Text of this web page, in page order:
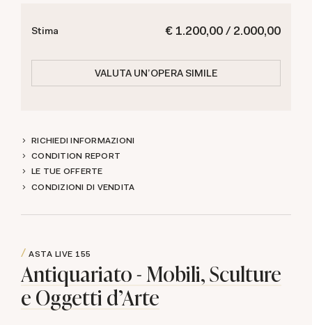
€ 1.200,00 / 2.000,00
Stima
VALUTA UN'OPERA SIMILE
RICHIEDI INFORMAZIONI
CONDITION REPORT
LE TUE OFFERTE
CONDIZIONI DI VENDITA
ASTA LIVE 155
Antiquariato - Mobili, Sculture
e Oggetti d'Arte